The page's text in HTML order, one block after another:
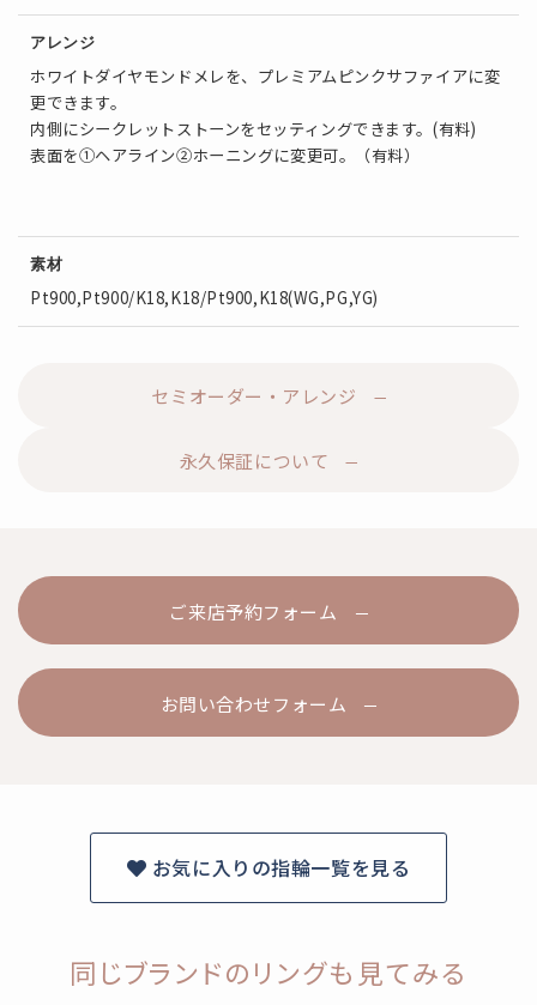
アレンジ
ホワイトダイヤモンドメレを、プレミアムピンクサファイアに変
更できます。
内側にシークレットストーンをセッティングできます。(有料)
表面を①ヘアライン②ホーニングに変更可。（有料）
素材
Pt900,Pt900/K18,K18/Pt900,K18(WG,PG,YG)
セミオーダー・アレンジ
永久保証について
ご来店予約フォーム
お問い合わせフォーム
お気に入りの指輪一覧を見る
同じブランドのリングも見てみる